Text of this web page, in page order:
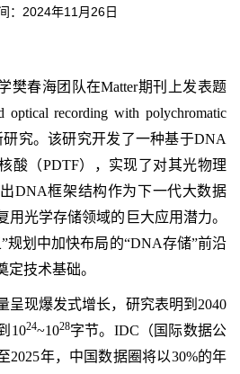
：2024年11月26日
樊春海团队在Matter期刊上发表题
optical recording with polychromatic
研究。该研究开发了一种基于DNA
酸（PDTF），实现了对其光物理
DNA框架结构作为下一代大数据
用光学存储领域的巨大应用潜力。
规划中加快布局的“DNA存储”前沿
技术基础。
呈现爆发式增长，研究表明到2040
1024~1028字节。IDC（国际数据公
2025年，中国数据圈将以30%的年